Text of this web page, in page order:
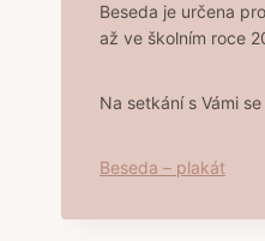
Beseda je určena
až ve školním roce
Na setkání s Vámi
Beseda – plakát